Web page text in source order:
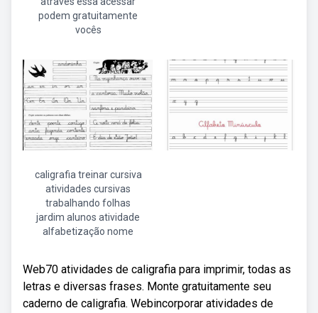
podem gratuitamente
vocês
caligrafia treinar cursiva
atividades cursivas
trabalhando folhas
jardim alunos atividade
alfabetização nome
Web70 atividades de caligrafia para imprimir, todas as
letras e diversas frases. Monte gratuitamente seu
caderno de caligrafia. Webincorporar atividades de